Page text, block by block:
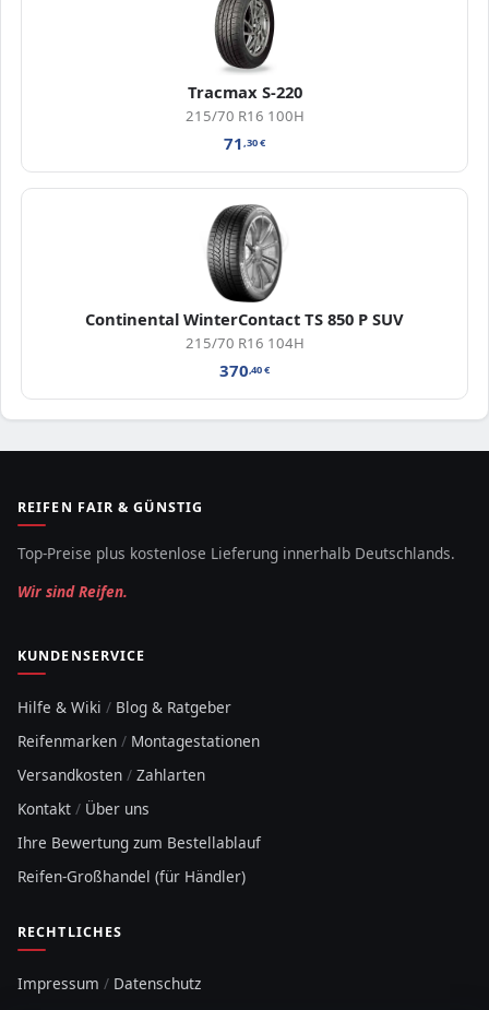
Tracmax S-220
215/70 R16 100H
71,30€
Continental WinterContact TS 850 P SUV
215/70 R16 104H
370,40€
REIFEN FAIR & GÜNSTIG
Top-Preise plus kostenlose Lieferung innerhalb Deutschlands.
Wir sind Reifen.
KUNDENSERVICE
Hilfe & Wiki / Blog & Ratgeber
Reifenmarken / Montagestationen
Versandkosten / Zahlarten
Kontakt / Über uns
Ihre Bewertung zum Bestellablauf
Reifen-Großhandel (für Händler)
RECHTLICHES
Impressum / Datenschutz